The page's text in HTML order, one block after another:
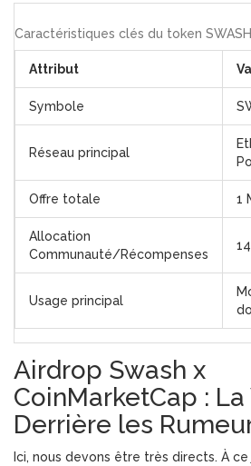
Caractéristiques clés du token SWASH
Attribut
Symbole
Réseau principal
Offre totale 1
Allocation
Communauté/Récompenses
Usage principal
Airdrop Swash x
CoinMarketCap :
Derrière les
Ici, nous devons être très directs. À